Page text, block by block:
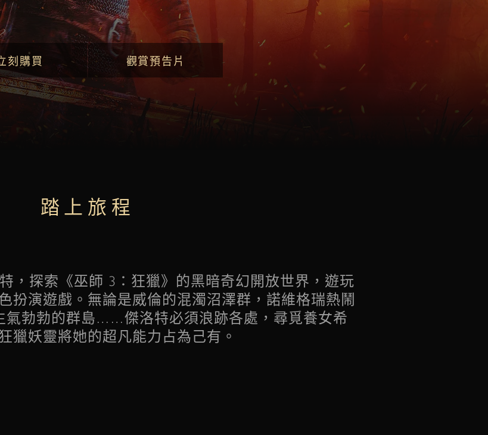
刻購買 觀賞預告片
踏上旅程
，探索《巫師 3：狂獵》的黑暗奇幻開放世界，遊玩
扮演遊戲。無論是威倫的混濁沼澤群，諾維格瑞熱鬧
氣勃勃的群島……傑洛特必須浪跡各處，尋覓養女希
獵妖靈將她的超凡能力占為己有。